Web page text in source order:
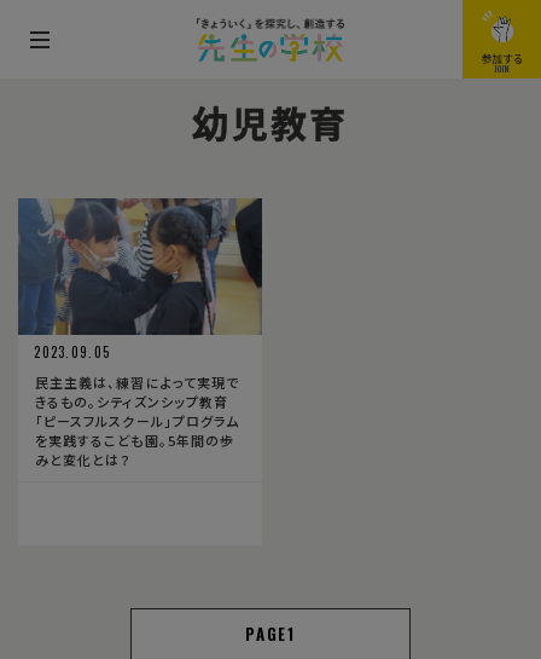
メ
開
す
る
参加する
JOIN
幼児教育
2023.09.05
民主主義は、練習によって実現で
きるもの。シティズンシップ教育
「ピースフルスクール」プログラム
を実践するこども園。5年間の歩
みと変化とは？
1